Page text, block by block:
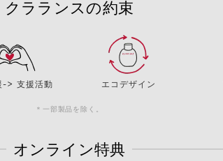
クラランスの約束
-> 支援活動 エコデザイン
＊一部製品を除く。
オンライン特典